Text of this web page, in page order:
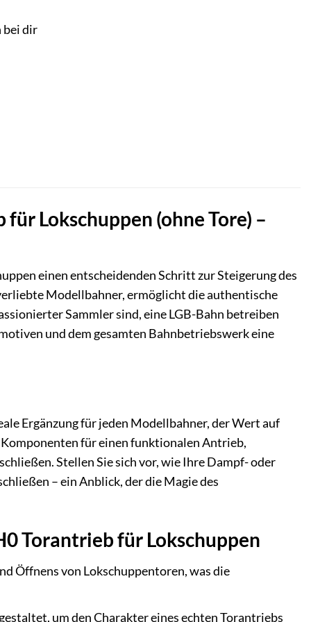
bei dir
Lokschuppen (ohne Tore) –
einen entscheidenden Schritt zur Steigerung des
Modellbahner, ermöglicht die authentische
Sammler sind, eine LGB-Bahn betreiben
und dem gesamten Bahnbetriebswerk eine
Ergänzung für jeden Modellbahner, der Wert auf
für einen funktionalen Antrieb,
Stellen Sie sich vor, wie Ihre Dampf- oder
– ein Anblick, der die Magie des
Torantrieb für Lokschuppen
Öffnens von Lokschuppentoren, was die
um den Charakter eines echten Torantriebs